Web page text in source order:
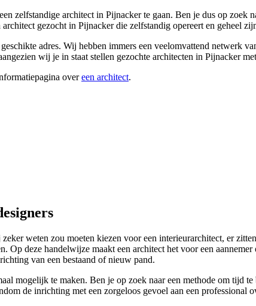
zelfstandige architect in Pijnacker te gaan. Ben je dus op
gezocht in Pijnacker die zelfstandig opereert en geheel
adres. Wij hebben immers een veelomvattend netwerk
wij je in staat stellen gezochte architecten in Pijnacker
overeen architect.
weten zou moeten kiezen voor een interieurarchitect, er
Op deze handelwijze maakt een architect het voor een
van een bestaand of nieuw pand.
mogelijk te maken. Ben je op zoek naar een methode om tijd
de inrichting met een zorgeloos gevoel aan een